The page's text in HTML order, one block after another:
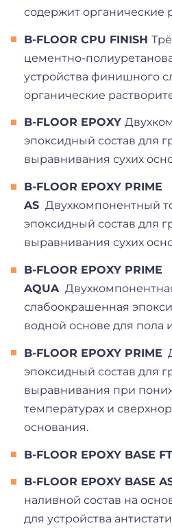
содержит органические
B-FLOOR CPU FINISH
цементно-
устройства финишного
органические
B-FLOOR EPOXYД
эпоксидный состав для
выравнивания сухих
B-FLOOR EPOXY PRIME
AS Двухкомпонентный
эпоксидный состав для
выравнивания сухих
B-FLOOR EPOXY PRIME
AQUA Д
слабоокрашенная
водной основе для пола
B-FLOOR EPOXY PRIME
эпоксидный состав для
выравнивания при
температурах и
основания.
B-FLOOR EPOXY BASE FT
B-FLOOR EPOXY BASE
наливной состав на
для устройства